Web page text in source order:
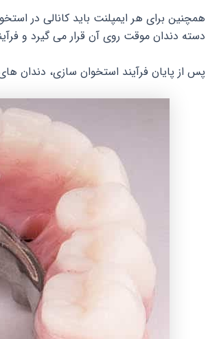
همچنین برای هر ایمپلنت باید کانالی در
دسته دندان موقت روی آن قرار می گیرد و
پس از پایان فرآیند استخوان سازی، دندان